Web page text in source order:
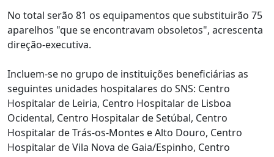
No total serão 81 os equipamentos que substituirão 75
aparelhos "que se encontravam obsoletos", acrescenta
direção-executiva.
Incluem-se no grupo de instituições beneficiárias as
seguintes unidades hospitalares do SNS: Centro
Hospitalar de Leiria, Centro Hospitalar de Lisboa
Ocidental, Centro Hospitalar de Setúbal, Centro
Hospitalar de Trás-os-Montes e Alto Douro, Centro
Hospitalar de Vila Nova de Gaia/Espinho, Centro